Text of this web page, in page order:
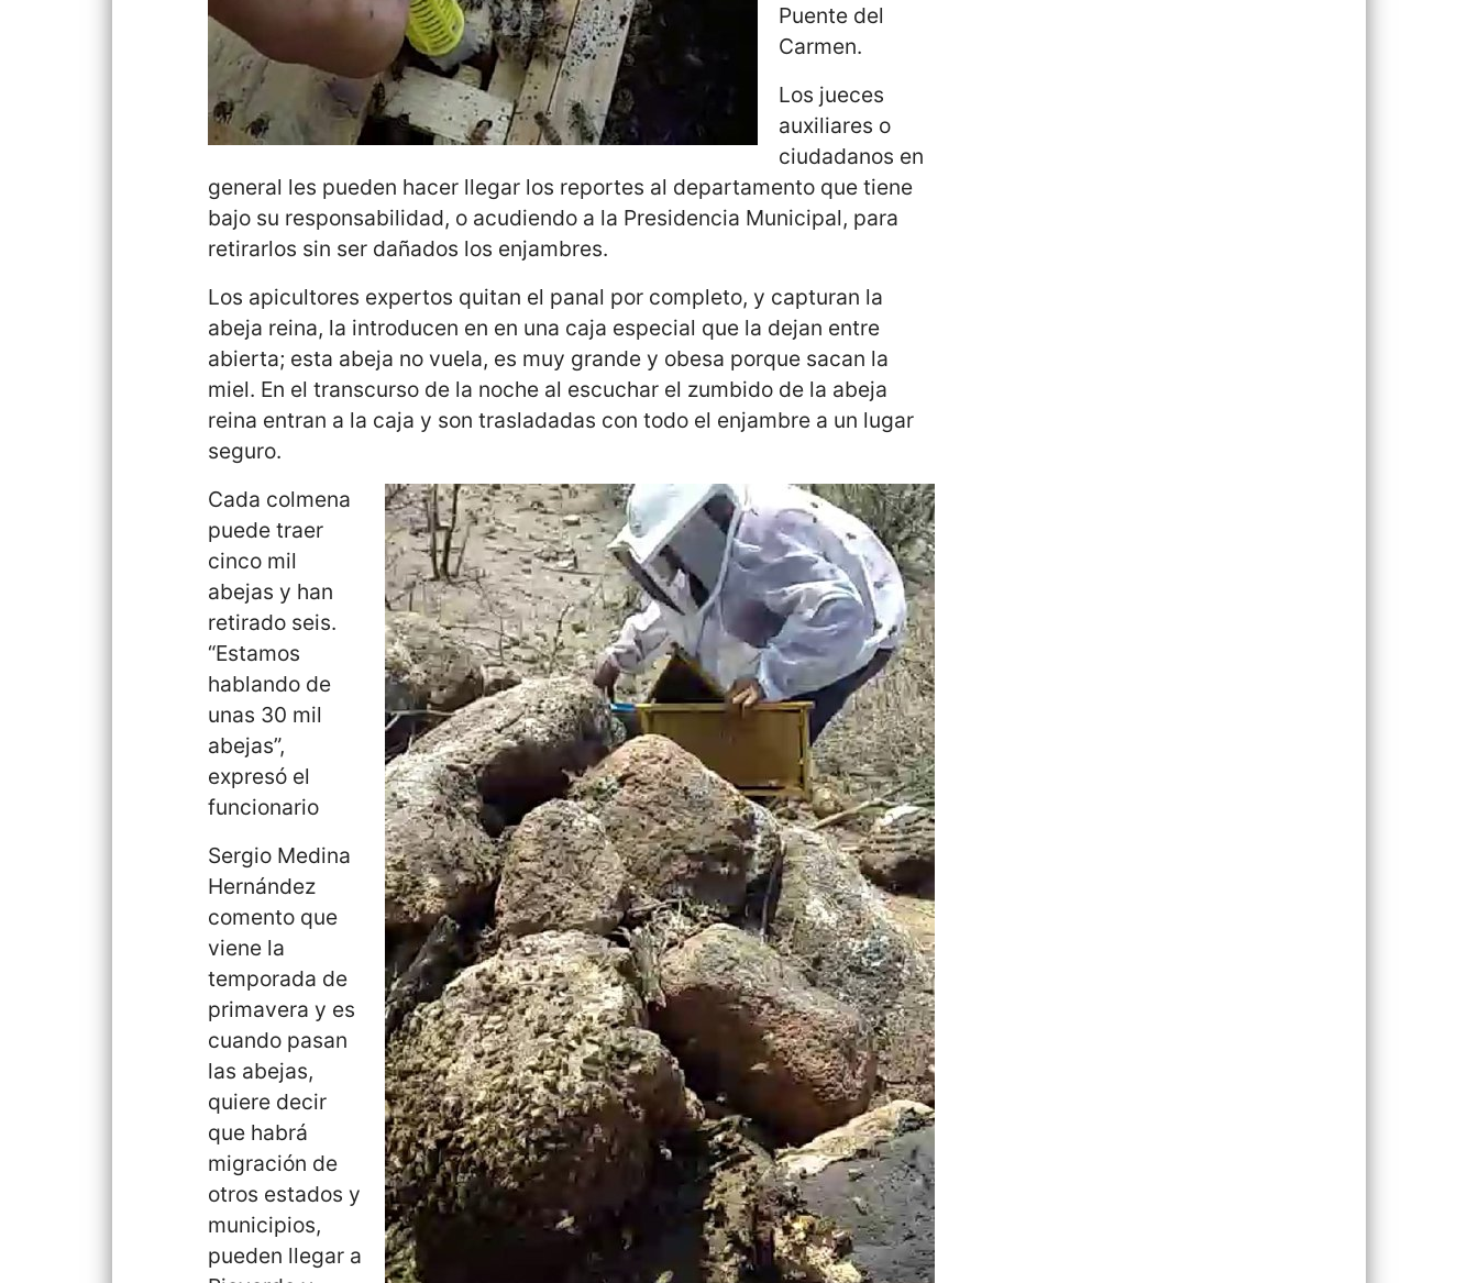
Puente del
Carmen.
Los jueces
auxiliares o
ciudadanos en
general les pueden hacer llegar los reportes al departamento que tiene
bajo su responsabilidad, o acudiendo a la Presidencia Municipal, para
retirarlos sin ser dañados los enjambres.
Los apicultores expertos quitan el panal por completo, y capturan la
abeja reina, la introducen en en una caja especial que la dejan entre
abierta; esta abeja no vuela, es muy grande y obesa porque sacan la
miel. En el transcurso de la noche al escuchar el zumbido de la abeja
reina entran a la caja y son trasladadas con todo el enjambre a un lugar
seguro.
Cada colmena
puede traer
cinco mil
abejas y han
retirado seis.
“Estamos
hablando de
unas 30 mil
abejas”,
expresó el
funcionario
Sergio Medina
Hernández
comento que
viene la
temporada de
primavera y es
cuando pasan
las abejas,
quiere decir
que habrá
migración de
otros estados y
municipios,
pueden llegar a